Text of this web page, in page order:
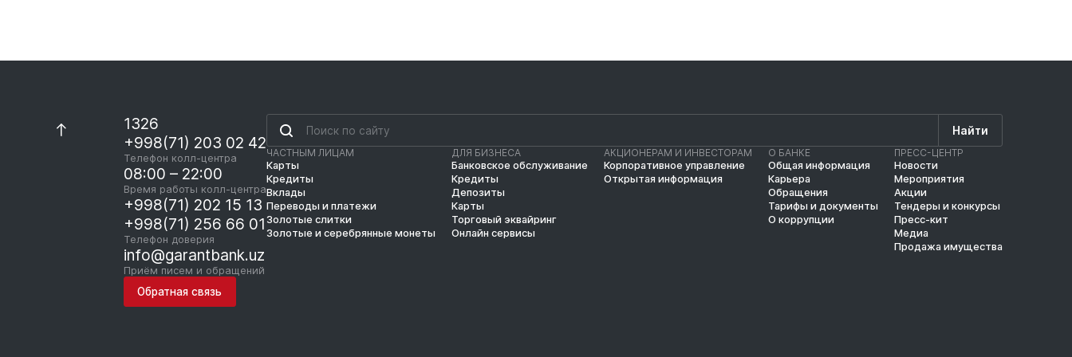
1326
+998(71) 203 02 42
Телефон колл-центра
08:00 – 22:00
Время работы колл-центра
+998(71) 202 15 13
+998(71) 256 66 01
Телефон доверия
info@garantbank.uz
Приём писем и обращений
Обратная связь
Найти
ЧАСТНЫМ ЛИЦАМ
Карты
Кредиты
Вклады
Переводы и платежи
Золотые слитки
Золотые и серебрянные монеты
ДЛЯ БИЗНЕСА
Банковское обслуживание
Кредиты
Депозиты
Карты
Торговый эквайринг
Онлайн сервисы
АКЦИОНЕРАМ И ИНВЕСТОРАМ
Корпоративное управление
Открытая информация
О БАНКЕ
Общая информация
Карьера
Обращения
Тарифы и документы
О коррупции
ПРЕСС-ЦЕНТР
Новости
Мероприятия
Акции
Тендеры и конкурсы
Пресс-кит
Медиа
Продажа имущества